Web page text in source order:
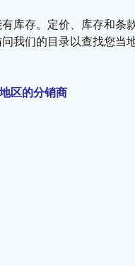
库存。定价、库存和条
我们的目录以查找您当
区的分销商